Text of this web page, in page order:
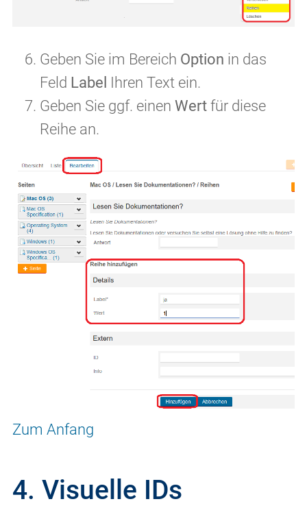
Geben Sie im Bereich Option in das
Feld Label
Ihren Text ein.
Geben Sie ggf. einen Wertfür diese
Reihe an.
Zum Anfang
4. Visuelle IDs